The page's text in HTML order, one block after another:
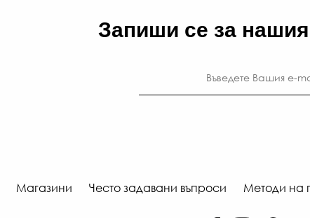
Запиши се за
Магазини Често задавани въпроси Методи на